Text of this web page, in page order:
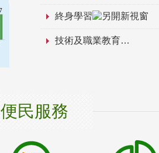
終身學習
技術及職業教育
便民服務